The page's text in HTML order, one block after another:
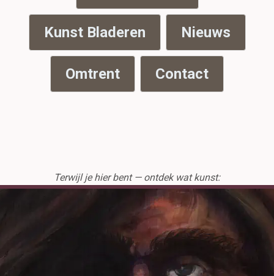
Kunst Bladeren Nieuws
Omtrent Contact
Terwijl je hier bent — ontdek wat kunst: